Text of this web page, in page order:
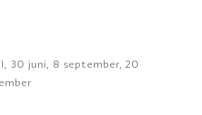
30 juni, 8 september, 20